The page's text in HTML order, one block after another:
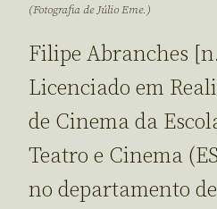
(Fotografia de Júlio Eme.)
Filipe Abranches
Licenciado em
de Cinema da
Teatro e Cinema
no departamento de